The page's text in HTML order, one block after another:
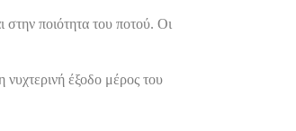
στην ποιότητα του ποτού. Οι
νυχτερινή έξοδο μέρος του